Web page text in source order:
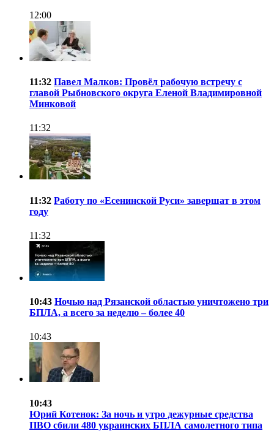
12:00
11:32 Павел Малков: Провёл рабочую встречу с
главой Рыбновского округа Еленой Владимировной
Минковой
11:32
11:32 Работу по «Есенинской Руси» завершат в этом
году
11:32
10:43 Ночью над Рязанской областью уничтожено три
БПЛА, а всего за неделю – более 40
10:43
10:43
Юрий Котенок: За ночь и утро дежурные средства
ПВО сбили 480 украинских БПЛА самолетного типа